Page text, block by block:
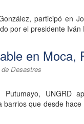
participó en
por el presidente Iván
en Moca,
Desastres
UNGRD
que desde